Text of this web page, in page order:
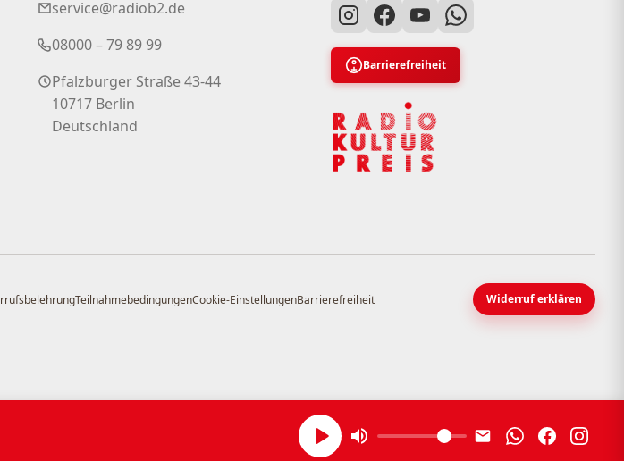
service@radiob2.de
08000 – 79 89 99
Pfalzburger Straße 43-44
10717 Berlin
Deutschland
Barrierefreiheit
TeilnahmebedingungenCookie-EinstellungenBarrierefreiheit Widerruf erklären